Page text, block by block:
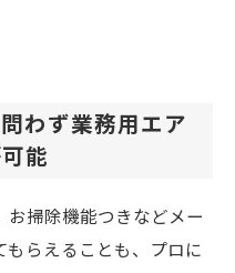
わず業務用エア
能
お掃除機能つきなどメー
もらえることも、プロに